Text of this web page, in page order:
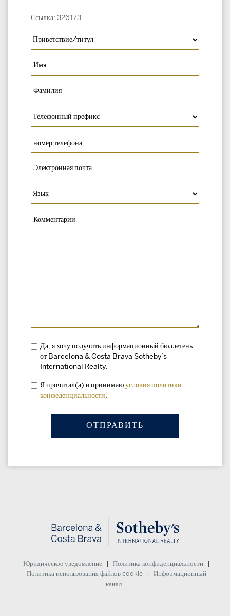
Ссылка: 326173
Да, я хочу получить информационный бюллетень
от Barcelona & Costa Brava Sotheby’s
International Realty.
Я прочитал(а) и принимаю условия политики
конфеденциальности
Юридическое уведомление Политика конфиденциальности
Политика использования файлов cookie
Информационный
канал